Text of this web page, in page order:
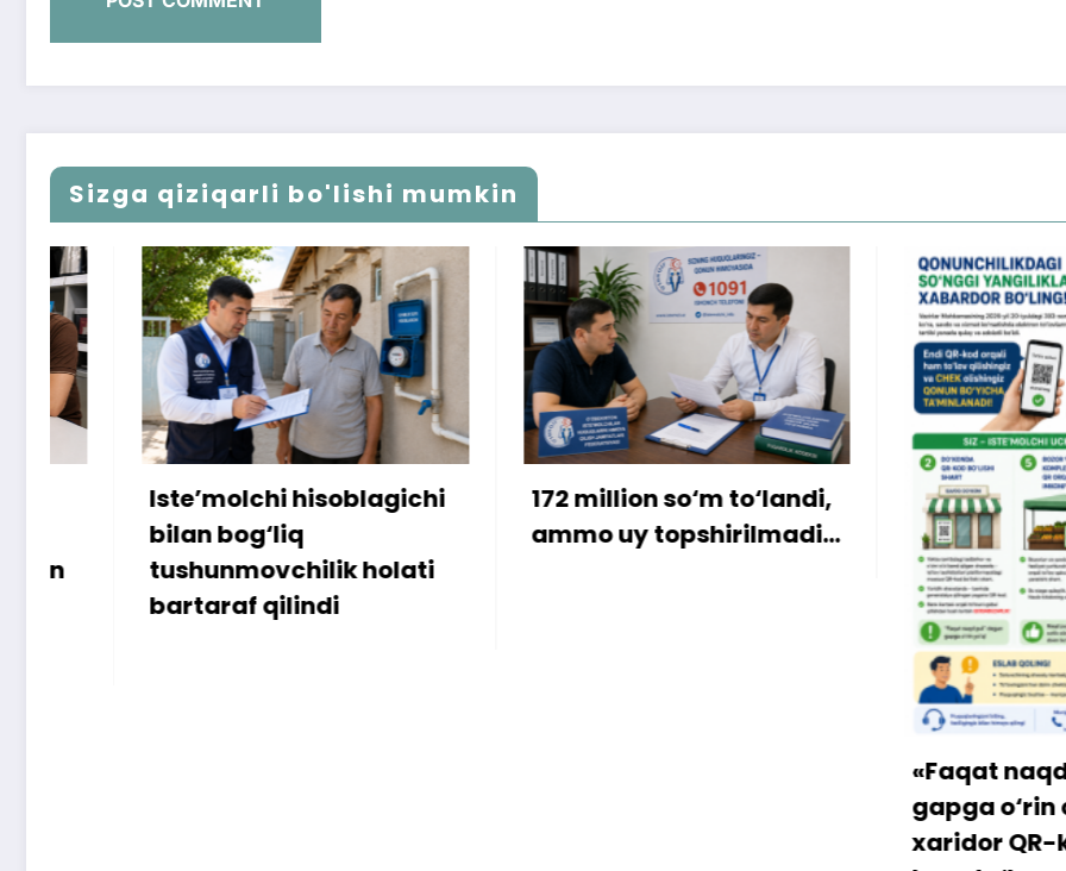
Sizga qiziqarli bo'lishi mumkin
Iste’molchi hisoblagichi
bilan bog‘liq
tushunmovchilik holati
bartaraf qilindi
172 million so‘m to‘landi,
ammo uy topshirilmadi…
«Faqat naqd pul»
gapga o‘rin
xaridor QR-kod